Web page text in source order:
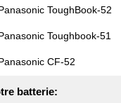
ToughBook-52
Toughbook-51
CF-52
batterie: